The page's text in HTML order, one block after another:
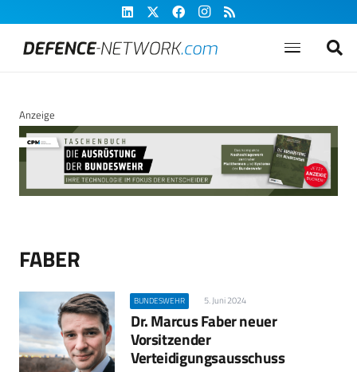
Anzeige
FABER
BUNDESWEHR 5. Juni 2024
Dr. Marcus Faber neuer
Vorsitzender
Verteidigungsausschuss